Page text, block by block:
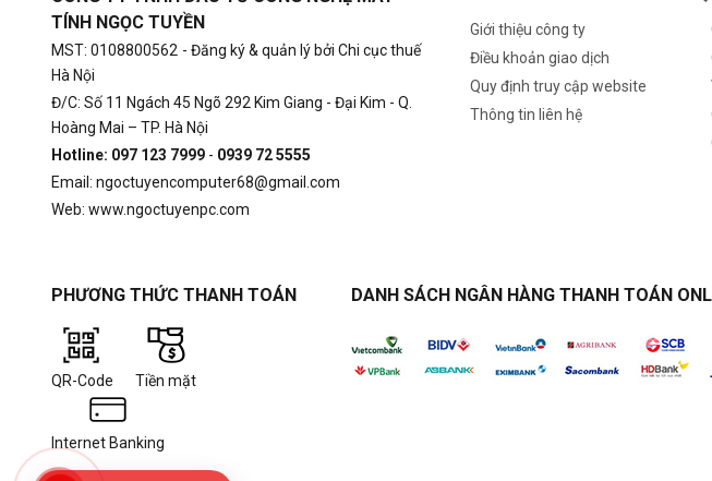
TÍNH NGỌC TUYỀN
MST: 0108800562 - Đăng ký & quản lý bởi Chi cục thuế
Hà Nội
Đ/C: Số 11 Ngách 45 Ngõ 292 Kim Giang - Đại Kim - Q.
Hoàng Mai – TP. Hà Nội
Hotline: 097 123 7999 - 0939 72 5555
Email: ngoctuyencomputer68@gmail.com
Web: www.ngoctuyenpc.com
Giới thiệu công ty
Điều khoản giao dịch
Quy định truy cập website
Thông tin liên hệ
PHƯƠNG THỨC THANH TOÁN
QR-Code Tiền mặt
Internet Banking
DANH SÁCH NGÂN HÀNG THANH TOÁN